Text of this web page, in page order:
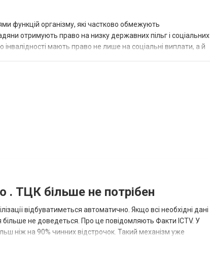
функцій організму, які частково обмежують
отримують право на низку державних пільг і соціальних
інвалідності мають право не лише на соціальні виплати, а й
. ТЦК більше не потрібен
відбуватиметься автоматично. Якщо всі необхідні дані
не доведеться. Про це повідомляють Факти ICTV. У
ніж на 90% чинних відстрочок. Такий механізм уже